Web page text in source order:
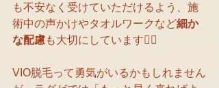
も不安なく受けていただけるよう、施
術中の声かけやタオルワークなど細か
な配慮も大切にしています🧖‍♀️
VIO脱毛って勇気がいるかもしれません